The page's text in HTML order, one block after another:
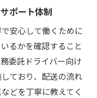
ポート体制
安心して働くために
るかを確認すること
委託ドライバー向け
ており、配送の流れ
どを丁寧に教えてく